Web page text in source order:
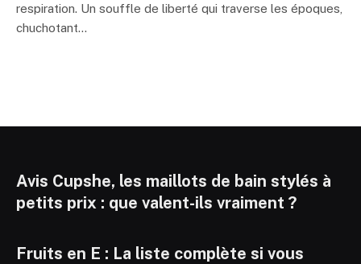
respiration. Un souffle de liberté qui traverse les époques,
chuchotant…
Avis Cupshe, les maillots de bain stylés à
petits prix : que valent-ils vraiment ?
Fruits en E : La liste complète si vous